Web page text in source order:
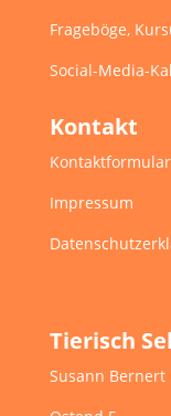
Frageböge,
Social-Media-
Kontakt
Kontaktformular
Impressum
Tierisch
Susann Bernert